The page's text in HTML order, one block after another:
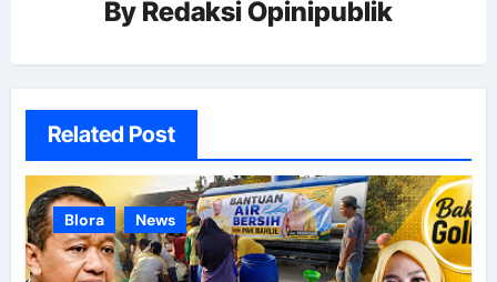
By Redaksi Opinipublik
Related Post
Blora News